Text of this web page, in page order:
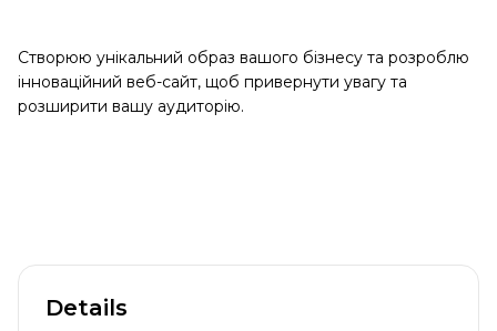
Створюю унікальний образ вашого бізнесу та розроблю
інноваційний веб-сайт, щоб привернути увагу та
розширити вашу аудиторію.
Details